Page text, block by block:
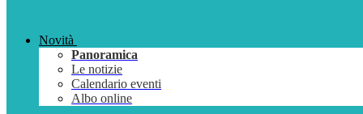
Novità
Panoramica
Le notizie
Calendario eventi
Albo online